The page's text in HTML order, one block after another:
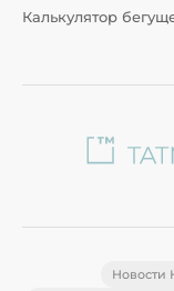
Калькулятор
Новости